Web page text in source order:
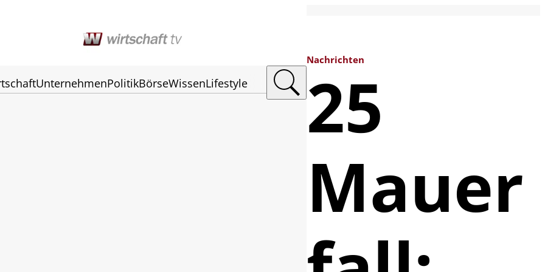
UnternehmenPolitikBörseWissenLifestyle
Nachrichten
25
Mauer